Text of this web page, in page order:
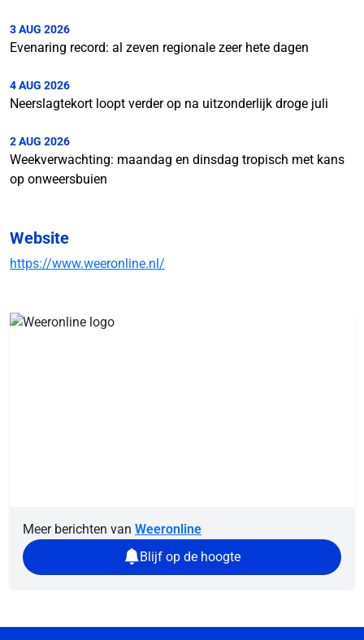
3 AUG 2026
Evenaring record: al zeven regionale zeer hete dagen
4 AUG 2026
Neerslagtekort loopt verder op na uitzonderlijk droge juli
2 AUG 2026
Weekverwachting: maandag en dinsdag tropisch met kans
op onweersbuien
Website
https://www.weeronline.nl/
Meer berichten van Weeronline
Blijf op de hoogte